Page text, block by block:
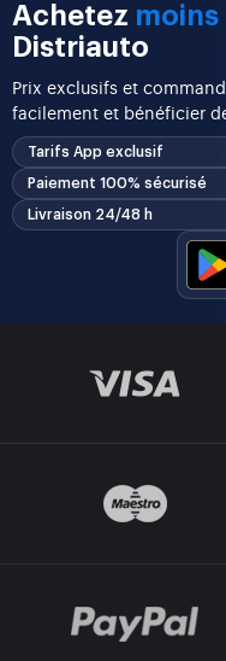
Achetez moins
Distriauto
Prix exclusifs et
facilement et bénéficier
Tarifs App exclusif
Paiement 100% sécurisé
Livraison 24/48 h